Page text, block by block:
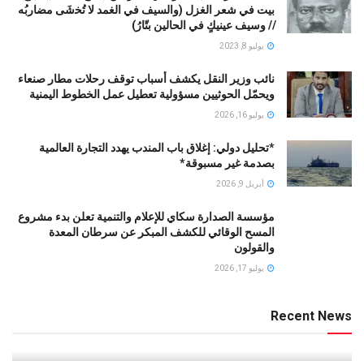
بيت في شعر الغزل (وﺍﻟﺴﻴﻒ ﻓﻲ الغمد ﻻ ﺗُﺨشَى مضاربُه
// ﻭﺳﻴﻒ ﻋﻴﻨﻴﻚٍ ﻓﻲ ﺍﻟﺤﺎﻟﻴﻦ ﺑﺘّﺎﺭُ)
يوليو 8, 2023
نائب وزير النقل يكشف أسباب توقف رحلات مطار صنعاء
ويحمّل الحوثيين مسؤولية تعطيل عمل الخطوط اليمنية
يوليو 16, 2026
*تحليل دولي: إغلاق باب المندب يهدد التجارة العالمية
بصدمة غير مسبوقة*
أبريل 9, 2026
مؤسسة الصدارة سكاي للإعلام والتنمية تعلن بدء مشروع
المسح الوقائي للكشف المبكر عن سرطان المعدة
والقولون
يوليو 17, 2026
Recent News